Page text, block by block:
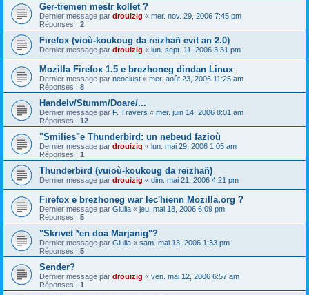
Ger-tremen mestr kollet ?
Dernier message par drouizig « mer. nov. 29, 2006 7:45 pm
Réponses : 2
Firefox (vioù-koukoug da reizhañ evit an 2.0)
Dernier message par drouizig « lun. sept. 11, 2006 3:31 pm
Mozilla Firefox 1.5 e brezhoneg dindan Linux
Dernier message par neoclust « mer. août 23, 2006 11:25 am
Réponses : 8
Handelv/Stumm/Doare/...
Dernier message par F. Travers « mer. juin 14, 2006 8:01 am
Réponses : 12
"Smilies"e Thunderbird: un nebeud fazioù
Dernier message par drouizig « lun. mai 29, 2006 1:05 am
Réponses : 1
Thunderbird (vuioù-koukoug da reizhañ)
Dernier message par drouizig « dim. mai 21, 2006 4:21 pm
Firefox e brezhoneg war lec'hienn Mozilla.org ?
Dernier message par Giulia « jeu. mai 18, 2006 6:09 pm
Réponses : 5
"Skrivet *en doa Marjanig"?
Dernier message par Giulia « sam. mai 13, 2006 1:33 pm
Réponses : 5
Sender?
Dernier message par drouizig « ven. mai 12, 2006 6:57 am
Réponses : 1